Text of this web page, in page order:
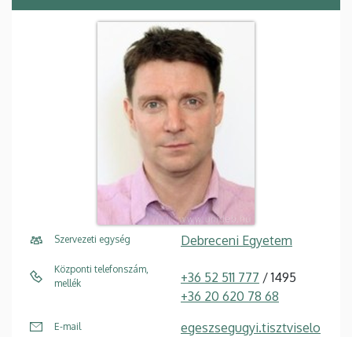
Szervezeti egység Debreceni Egyetem
Központi telefonszám,
mellék
+36 52 511 777 / 1495
+36 20 620 78 68
E-mail
egeszsegugyi.tisztviselo